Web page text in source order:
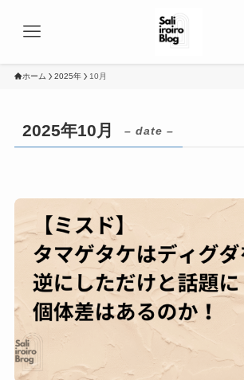
ホーム 2025年 10月
2025年10月 – date –